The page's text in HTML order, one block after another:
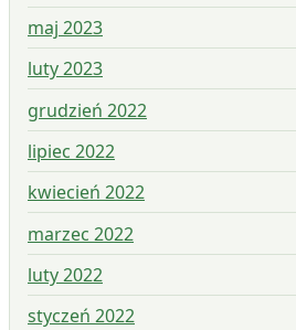
maj 2023
luty 2023
grudzień 2022
lipiec 2022
kwiecień 2022
marzec 2022
luty 2022
styczeń 2022